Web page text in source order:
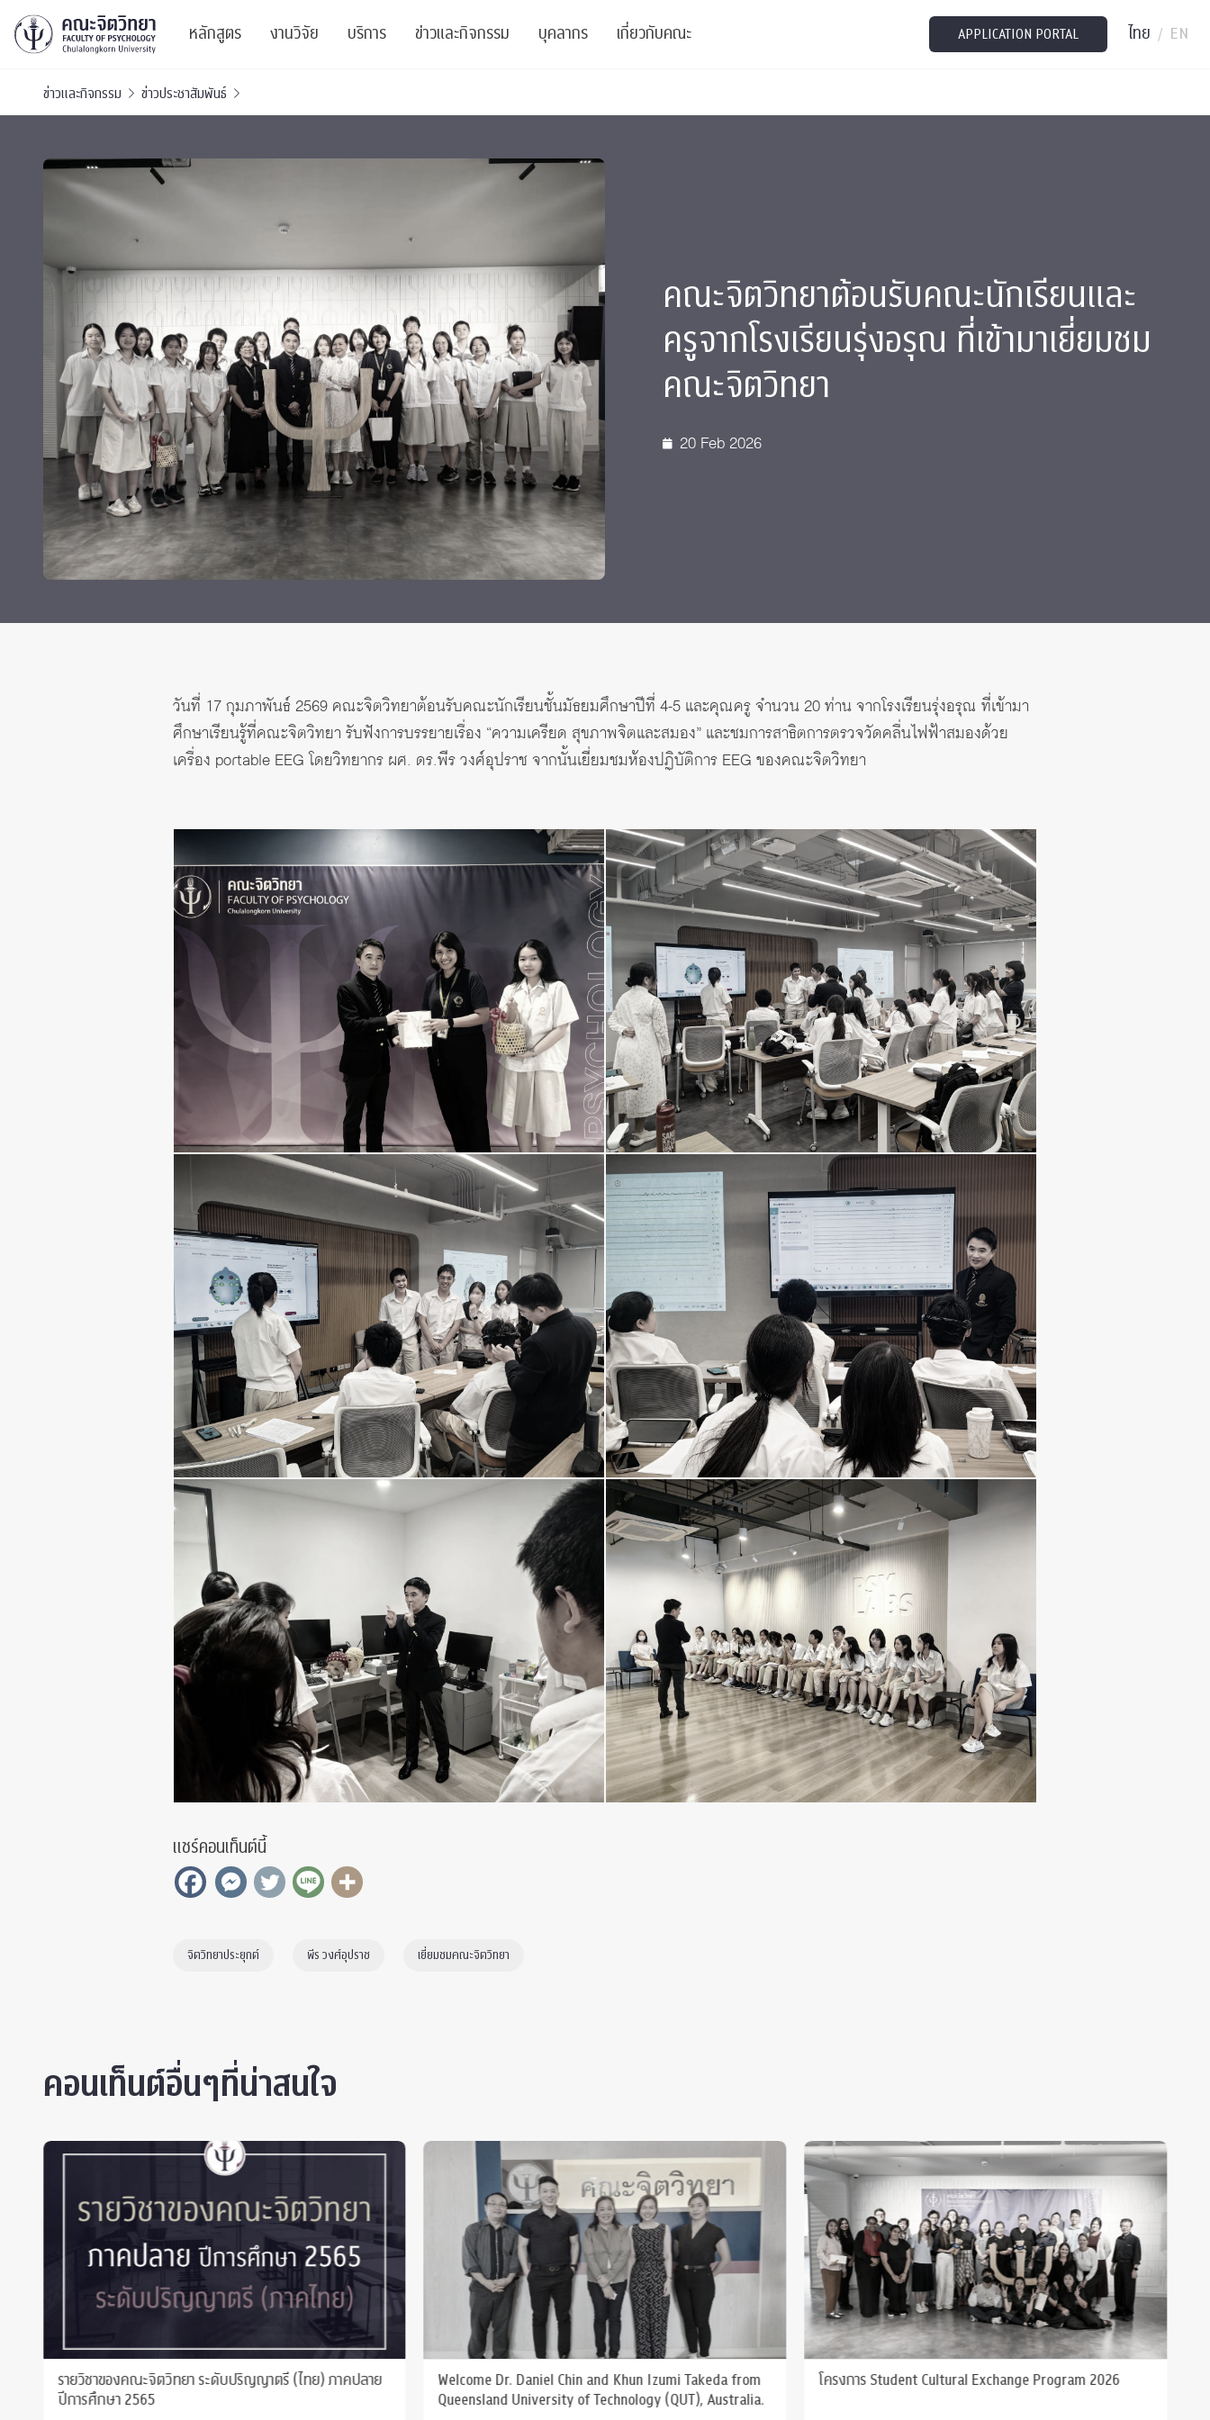
หลักสูตร
หลักสูตรปริญญาตรี
นิสิตปัจจุบัน
งานวิจัย
งานประชุมวิชาการระดับนานาชาติ
TICP 2023
SSBW Activities
ทุนและรางวัล
บริการ
ศูนย์จิตวิทยาเพื่อประสิทธิภาพองค์กร
Life Di
CU Radio
ข่าวและกิจกรรม
ข่าวประชาสัมพันธ์
ตำแหน่งงาน
บุคลากร
เจ้าหน้าที่
นักวิจัยหลังปริญญาเอก
ผู้บริหาร
เกี่ยวกับคณะ
รายงานประจำปี
ติดต่อเรา
Intranet
APPLICATION PORTAL ไทย / EN
ข่าวและกิจกรรม ข่าวประชาสัมพันธ์
คณะจิตวิทยาต้อนรับคณะนักเรียนและ
ครูจากโรงเรียนรุ่งอรุณ ที่เข้ามาเยี่ยมชม
คณะจิตวิทยา
20 Feb 2026
วันที่ 17 กุมภาพันธ์ 2569 คณะจิตวิทยาต้อนรับคณะนักเรียนชั้นมัธยมศึกษาปีที่ 4-5 และคุณครู จำนวน 20 ท่าน จากโรงเรียนรุ่งอรุณ ที่เข้ามา
ศึกษาเรียนรู้ที่คณะจิตวิทยา รับฟังการบรรยายเรื่อง “ความเครียด สุขภาพจิตและสมอง” และชมการสาธิตการตรวจวัดคลื่นไฟฟ้าสมองด้วย
เครื่อง portable EEG โดยวิทยากร ผศ. ดร.พีร วงศ์อุปราช จากนั้นเยี่ยมชมห้องปฏิบัติการ EEG ของคณะจิตวิทยา
แชร์คอนเท็นต์นี้
จิตวิทยาประยุกต์ พีร วงศ์อุปราช เยี่ยมชมคณะจิตวิทยา
คอนเท็นต์อื่นๆที่น่าสนใจ
รายวิชาของคณะจิตวิทยา ระดับปริญญาตรี (ไทย) ภาคปลาย
ปีการศึกษา 2565
Welcome Dr. Daniel Chin and Khun Izumi Takeda from
Queensland University of Technology (QUT), Australia.
โครงการ Student Cultural Exchange Program 2026